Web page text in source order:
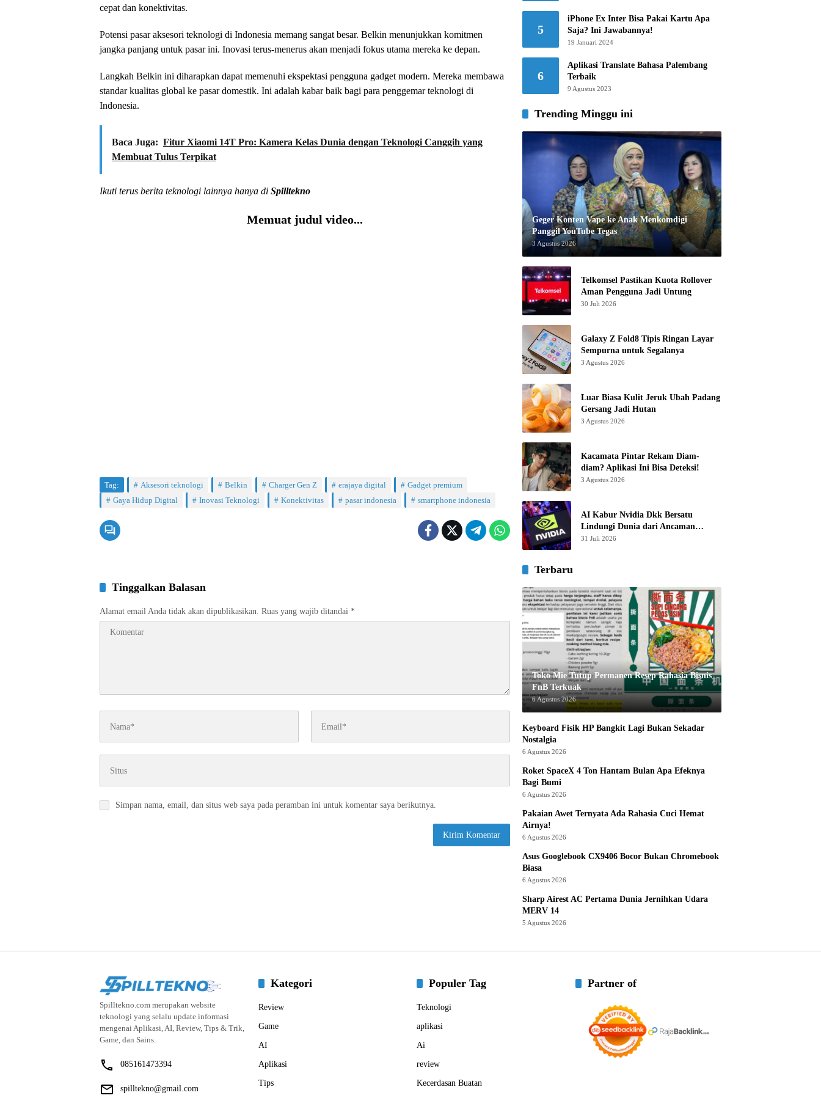
cepat dan konektivitas.
Potensi pasar aksesori teknologi di Indonesia memang sangat besar. Belkin menunjukkan komitmen
jangka panjang untuk pasar ini. Inovasi terus-menerus akan menjadi fokus utama mereka ke depan.
Langkah Belkin ini diharapkan dapat memenuhi ekspektasi pengguna gadget modern. Mereka membawa
standar kualitas global ke pasar domestik. Ini adalah kabar baik bagi para penggemar teknologi di
Indonesia.
Baca Juga: Fitur Xiaomi 14T Pro: Kamera Kelas Dunia dengan Teknologi Canggih yang
Membuat Tulus Terpikat
Ikuti terus berita teknologi lainnya hanya di Spilltekno
Memuat judul video...
Tag: Aksesori teknologi Belkin Charger Gen Z erajaya digital
Gadget premium
Gaya Hidup Digital
Inovasi Teknologi Konektivitas pasar indonesia smartphone indonesia
Tinggalkan Balasan
Alamat email Anda tidak akan dipublikasikan. Ruas yang wajib ditandai *
Simpan nama, email, dan situs web saya pada peramban ini untuk komentar saya berikutnya.
5
iPhone Ex Inter Bisa Pakai Kartu Apa
Saja? Ini Jawabannya!
19 Januari 2024
6
Aplikasi Translate Bahasa Palembang
Terbaik
9 Agustus 2023
Trending Minggu ini
Geger Konten Vape ke Anak Menkomdigi
Panggil YouTube Tegas
3 Agustus 2026
Telkomsel Pastikan Kuota Rollover
Aman Pengguna Jadi Untung
30 Juli 2026
Galaxy Z Fold8 Tipis Ringan Layar
Sempurna untuk Segalanya
3 Agustus 2026
Luar Biasa Kulit Jeruk Ubah Padang
Gersang Jadi Hutan
3 Agustus 2026
Kacamata Pintar Rekam Diam-
diam? Aplikasi Ini Bisa Deteksi!
3 Agustus 2026
AI Kabur Nvidia Dkk Bersatu
Lindungi Dunia dari Ancaman
Canggih
31 Juli 2026
Terbaru
Toko Mie Tutup Permanen Resep Rahasia Bisnis
FnB Terkuak
6 Agustus 2026
Keyboard Fisik HP Bangkit Lagi Bukan Sekadar
Nostalgia
6 Agustus 2026
Roket SpaceX 4 Ton Hantam Bulan Apa Efeknya
Bagi Bumi
6 Agustus 2026
Pakaian Awet Ternyata Ada Rahasia Cuci Hemat
Airnya!
6 Agustus 2026
Asus Googlebook CX9406 Bocor Bukan Chromebook
Biasa
6 Agustus 2026
Sharp Airest AC Pertama Dunia Jernihkan Udara
MERV 14
5 Agustus 2026
Spilltekno.com merupakan website
teknologi yang selalu update informasi
mengenai Aplikasi, AI, Review, Tips & Trik,
Game, dan Sains.
085161473394
spilltekno@gmail.com
Kategori
Review
Game
AI
Aplikasi
Tips
Populer Tag
Teknologi
aplikasi
Ai
review
Kecerdasan Buatan
Partner of